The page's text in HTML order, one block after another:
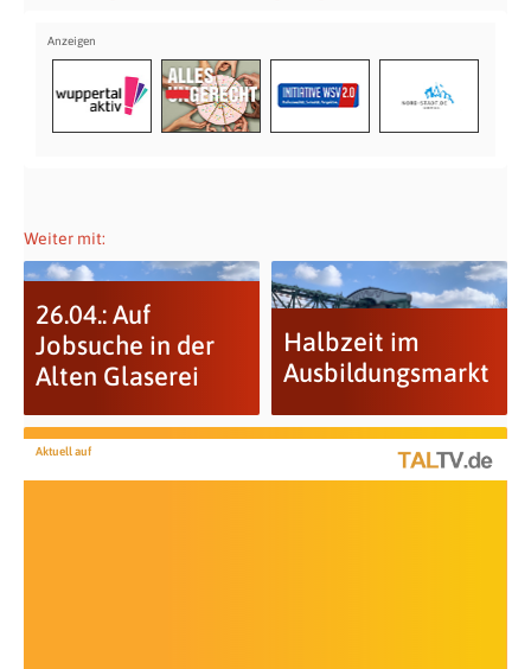
Weiter mit:
26.04.: Auf
Jobsuche in der
Alten Glaserei
Halbzeit im
Ausbildungsmarkt
Aktuell auf